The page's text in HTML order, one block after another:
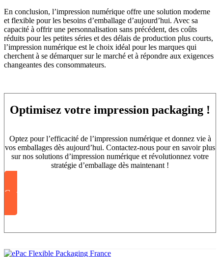
En conclusion, l’impression numérique offre une solution moderne
et flexible pour les besoins d’emballage d’aujourd’hui. Avec sa
capacité à offrir une personnalisation sans précédent, des coûts
réduits pour les petites séries et des délais de production plus courts,
l’impression numérique est le choix idéal pour les marques qui
cherchent à se démarquer sur le marché et à répondre aux exigences
changeantes des consommateurs.
Optimisez votre impression packaging !
Optez pour l’efficacité de l’impression numérique et donnez vie à
vos emballages dès aujourd’hui. Contactez-nous pour en savoir plus
sur nos solutions d’impression numérique et révolutionnez votre
stratégie d’emballage dès maintenant !
Contactez l’équipe ePac